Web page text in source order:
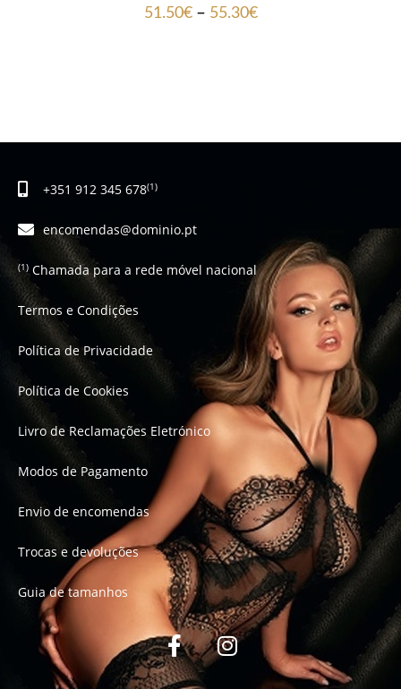
51.50€ – 55.30€
+351 912 345 678(1)
encomendas@dominio.pt
(1)Chamada para a rede móvel nacional
Termos e Condições
Política de Privacidade
Política de Cookies
Livro de Reclamações Eletrónico
Modos de Pagamento
Envio de encomendas
Trocas e devoluções
Guia de tamanhos